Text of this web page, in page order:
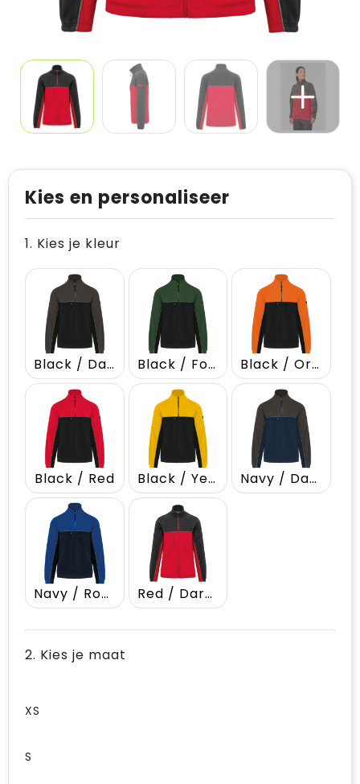
Kies en personaliseer
1. Kies je kleur
Black / Dark Grey Black / Forest Green Black / Orange
Black / Red Black / Yellow Navy / Dark Grey
Navy / Royal Blue Red / Dark Grey
2. Kies je maat
XS
S